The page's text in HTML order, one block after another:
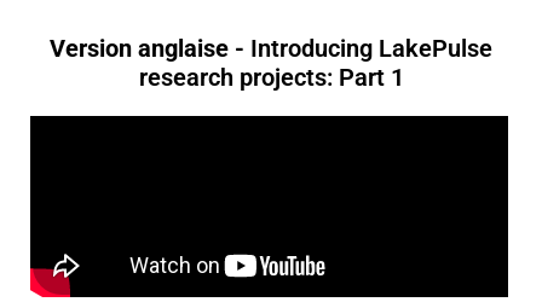
Version anglaise - Introducing LakePulse
research projects: Part 1